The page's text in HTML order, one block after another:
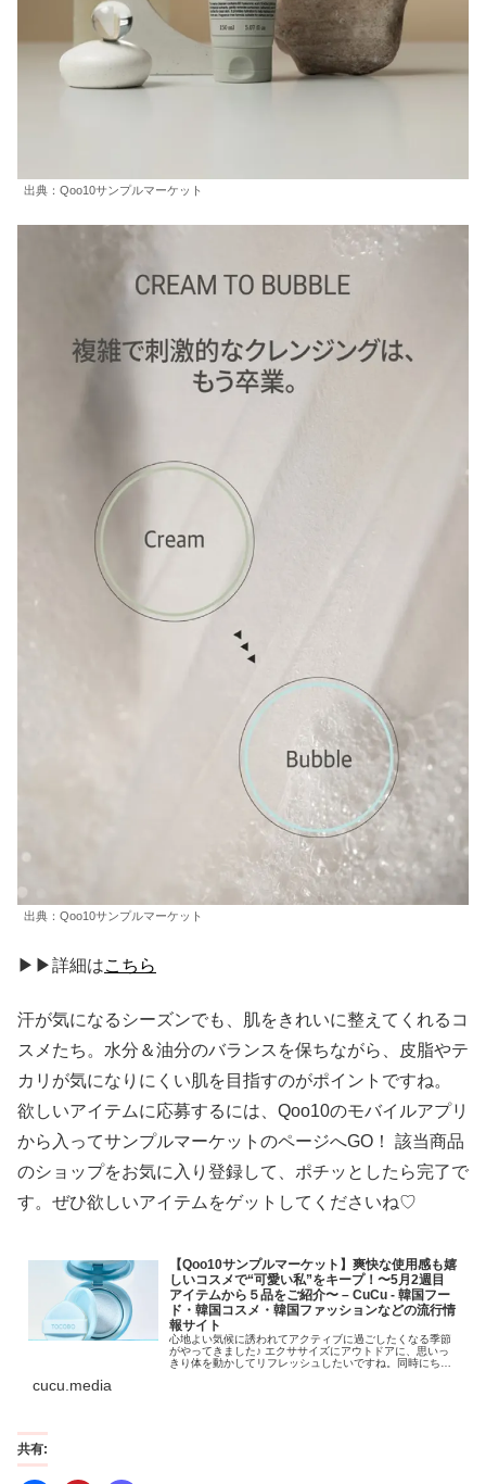
出典：Qoo10サンプルマーケット
出典：Qoo10サンプルマーケット
▶▶詳細はこちら
汗が気になるシーズンでも、肌をきれいに整えてくれるコ
スメたち。水分＆油分のバランスを保ちながら、皮脂やテ
カリが気になりにくい肌を目指すのがポイントですね。
欲しいアイテムに応募するには、Qoo10のモバイルアプリ
から入ってサンプルマーケットのページへGO！ 該当商品
のショップをお気に入り登録して、ポチッとしたら完了で
す。ぜひ欲しいアイテムをゲットしてくださいね♡
【Qoo10サンプルマーケット】爽快な使用感も嬉
しいコスメで“可愛い私”をキープ！〜5月2週目
アイテムから５品をご紹介〜 – CuCu ‐ 韓国フー
ド・韓国コスメ・韓国ファッションなどの流行情
報サイト
心地よい気候に誘われてアクティブに過ごしたくなる季節
がやってきました♪ エクササイズにアウトドアに、思いっ
きり体を動かしてリフレッシュしたいですね。同時にちょ
cucu.media
共有: